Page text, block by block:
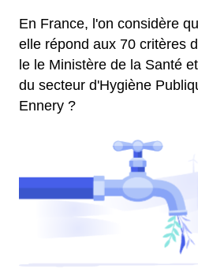
En France, l'on considère
elle répond aux 70 critères
le le Ministère de la Santé
du secteur d'Hygiène
Ennery ?